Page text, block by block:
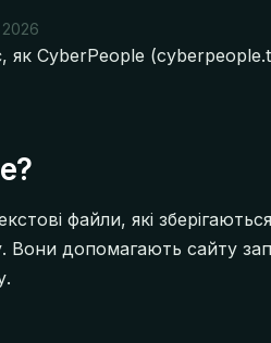
CyberPeople
файли, які
Вони допомагають сайту